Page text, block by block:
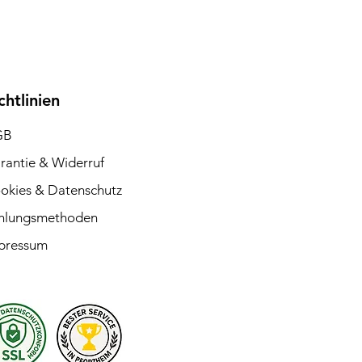
& Widerruf
& Datenschutz